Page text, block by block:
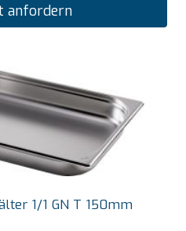
anfordern
1/1 GN T 150mm